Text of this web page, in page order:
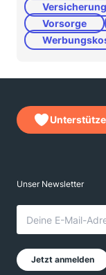
Versicherung
Vorsorge